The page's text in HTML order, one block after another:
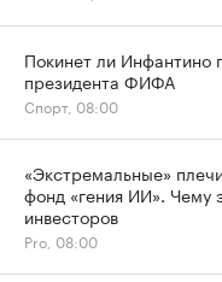
Покинет ли Инфантино
президента ФИФА
Спорт, 08:00
«Экстремальные»
фонд «гения ИИ». Чему
инвесторов
Pro, 08:00